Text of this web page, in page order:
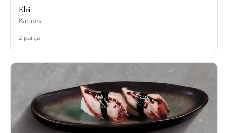
Ebi
Karides
2 parça